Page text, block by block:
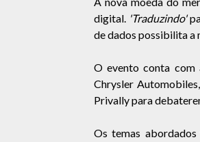
digital. 'Traduzindo'
de dados possibilita a
O evento conta com
Chrysler
Privally para
Os temas